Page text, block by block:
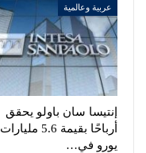
عربية وعالمية
إنتيسا سان باولو يحقق
أرباحًا بقيمة 5.6 مليارات
يورو في…